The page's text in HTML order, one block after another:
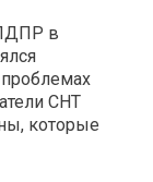
в
СНТ
которые